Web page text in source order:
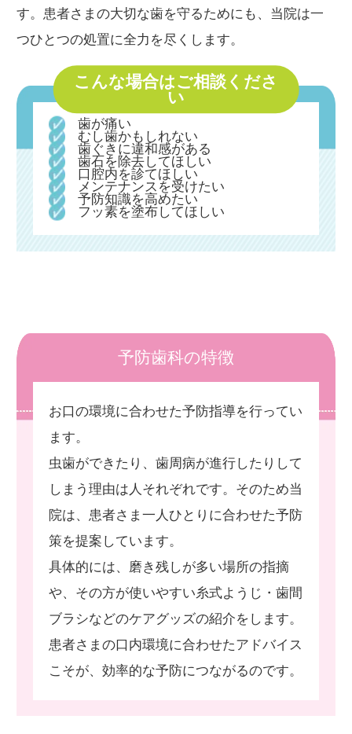
す。患者さまの大切な歯を守るためにも、当院は一
つひとつの処置に全力を尽くします。
こんな場合はご相談くださ
い
歯が痛い
むし歯かもしれない
歯ぐきに違和感がある
歯石を除去してほしい
口腔内を診てほしい
メンテナンスを受けたい
予防知識を高めたい
フッ素を塗布してほしい
予防歯科の特徴
お口の環境に合わせた予防指導を行ってい
ます。
虫歯ができたり、歯周病が進行したりして
しまう理由は人それぞれです。そのため当
院は、患者さま一人ひとりに合わせた予防
策を提案しています。
具体的には、磨き残しが多い場所の指摘
や、その方が使いやすい糸式ようじ・歯間
ブラシなどのケアグッズの紹介をします。
患者さまの口内環境に合わせたアドバイス
こそが、効率的な予防につながるのです。